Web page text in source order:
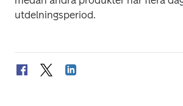
utdelningsperiod.